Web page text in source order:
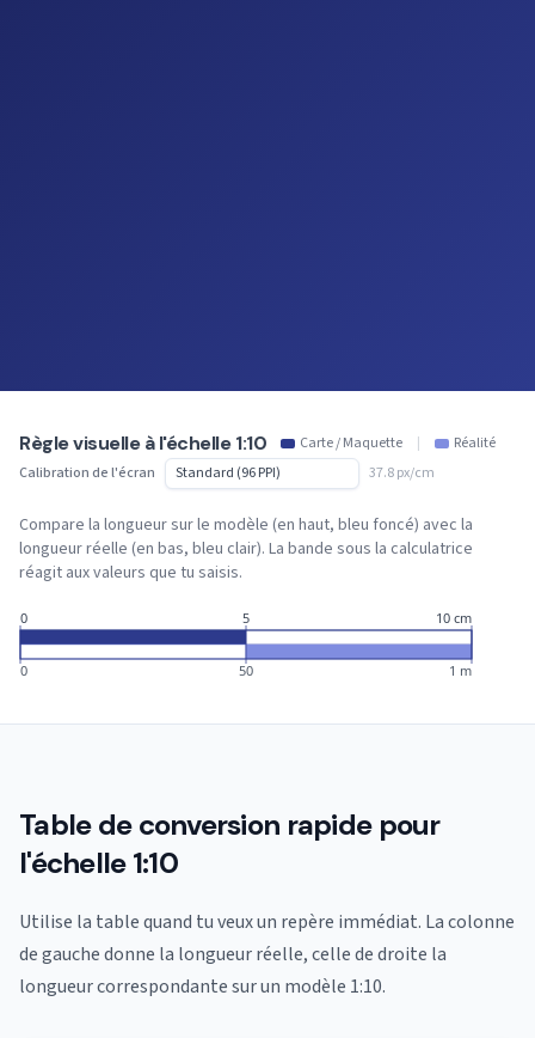
Règle visuelle à l'échelle 1:10 Carte / Maquette |
Réalité
Calibration de l'écran
37.8 px/cm
Compare la longueur sur le modèle (en haut, bleu foncé) avec la
longueur réelle (en bas, bleu clair). La bande sous la calculatrice
réagit aux valeurs que tu saisis.
0
0
5
50
10 cm
1 m
Table de conversion rapide pour
l'échelle 1:10
Utilise la table quand tu veux un repère immédiat. La colonne
de gauche donne la longueur réelle, celle de droite la
longueur correspondante sur un modèle 1:10.